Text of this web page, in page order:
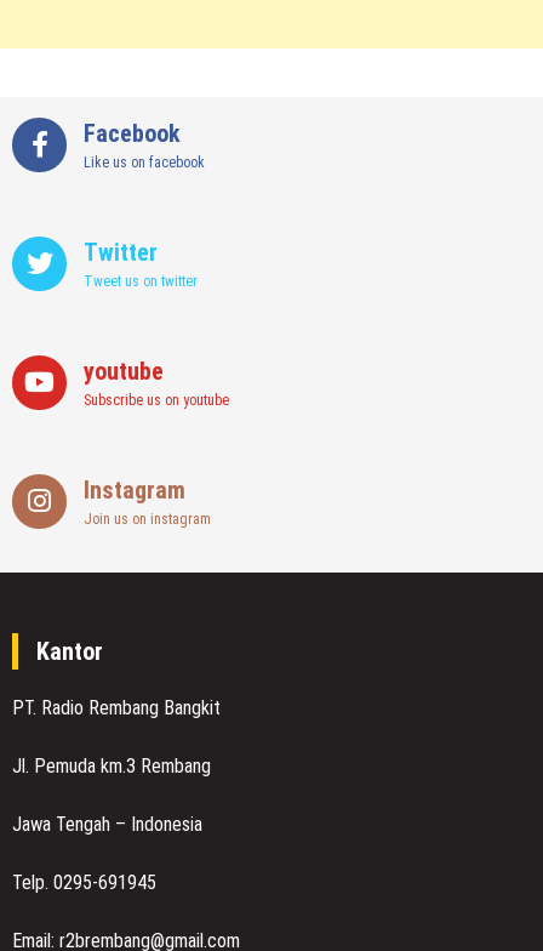
Facebook
Like us on facebook
Twitter
Tweet us on twitter
youtube
Subscribe us on youtube
Instagram
Join us on instagram
Kantor
PT. Radio Rembang Bangkit
Jl. Pemuda km.3 Rembang
Jawa Tengah – Indonesia
Telp. 0295-691945
Email: r2brembang@gmail.com